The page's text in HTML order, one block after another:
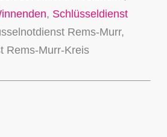
, Schlüsseldienst
Rems-Murr,
Rems-Murr-Kreis